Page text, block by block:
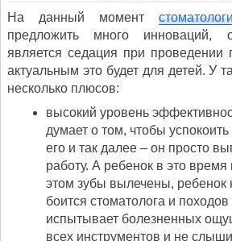
На данный момент
предложить много инноваций,
является седация при проведении
актуальным это будет для детей. У
несколько плюсов:
высокий уровень
думает о том, чтобы
его и так далее – он просто
работу. А ребенок в это время
этом зубы вылечены, ребенок
боится стоматолога и походов
испытывает болезненных
всех инструментов и не